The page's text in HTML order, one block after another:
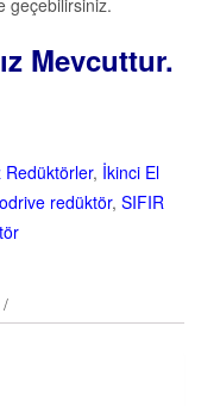
Mevcuttur.
Redüktörler, İkinci El
redüktör, SIFIR